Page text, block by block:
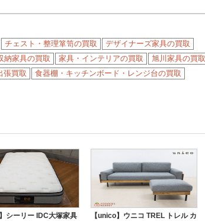
チェスト・整理箪笥の買取
デザイナーズ家具の買取
納家具の買取 家具・インテリアの買取
旭川家具の買取
張買取 食器棚・キッチンボード・レンジ台の買取
シーリー IDC大塚家具
【unico】ウニコ TREL トレル カ